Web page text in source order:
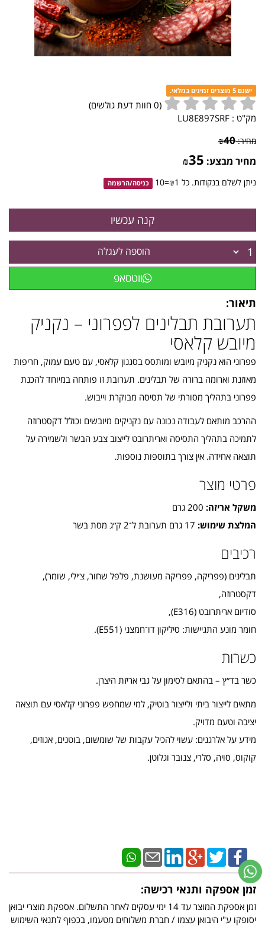
ישנם 5 מוצרים זמינים במלאי.
(
0 חוות דעת גולשים)
מק"ט : LU8E897SRF
מחיר: ₪40
מחיר מבצע: ₪35
ניתן לשלם בנקודות. כל ₪1=10 כניסה/הרשמה
הוספה לעגלה
ווטסאפ
תיאור:
תערובת תבלינים לפפרוני – נקניק
מיובש קלאסי
פפרוני הוא נקניק מיובש ומותסס בסגנון קלאסי, עם טעם עמוק, חריפות
מאוזנת וארומה ברורה של תבלינים. תערובת זו פותחה במיוחד להכנת
פפרוני בתהליך מסורתי של תסיסה מבוקרת וייבוש.
ההרכב מותאם לעבודה נכונה עם נקניקים מיובשים וכולל דקסטרוזה
לתמיכה בתהליך התסיסה ואריתרובט לייצוב צבע הבשר ולשמירה על
תוצאה אחידה. אין צורך בתוספות נוספות.
פרטי מוצר
משקל אריזה:
המלצת שימוש:
רכיבים
תבלינים (פפריקה, פפריקה מעושנת, פלפל שחור, צ׳ילי, שומר),
דקסטרוזה,
סודיום אריתרובט (E316),
חומר מונע התגיישות: סיליקון דו־חמצני (E551).
כשרות
כשר בד״ץ – בהתאם לסימון על גבי אריזת היצרן.
מתאים לייצור ביתי ולייצור בוטיק, למי שמחפש פפרוני קלאסי עם תוצאה
יציבה וטעם מדויק.
מידע על אלרגנים: עשוי להכיל עקבות של שומשום, בוטנים, אגוזים,
קוקוס, סויה, סלרי, צנובר וגלוטן.
זמן אספקה ותנאי רכישה:
זמן אספקת המוצר עד 14 ימי עסקים לאחר התשלום. אספקת מוצרי יבואן
יסופקו ע"י היבואן עצמו / חברת משלוחים מטעמו, בכפוף לתנאי השימוש